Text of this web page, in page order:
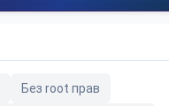
Без root прав